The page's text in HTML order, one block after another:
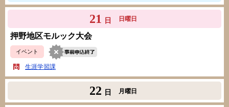
21 日 日曜日
押野地区モルック大会
イベント
生涯学習課
22 日 月曜日